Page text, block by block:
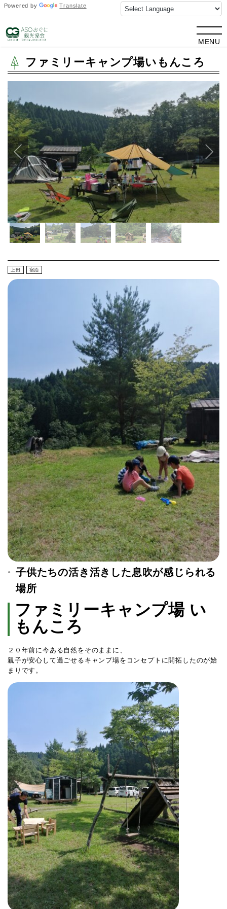
Powered by Translate
MENU
TOP >観光情報
ファミリーキャンプ場いもんころ
上田 宿泊
子供たちの活き活きした息吹が感じられる
場所
ファミリーキャンプ場 い
もんころ
２０年前に今ある自然をそのままに、
親子が安心して過ごせるキャンプ場をコンセプトに開拓したのが始
まりです。